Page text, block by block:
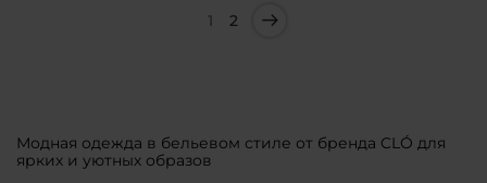
1 2
Модная одежда в бельевом стиле от бренда CLÓ для
ярких и уютных образов